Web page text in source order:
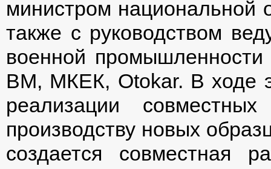
министром
также с руководством
военной
BM, МКЕК, Otokar. В ходе
реализации
производству новых
создается совместная